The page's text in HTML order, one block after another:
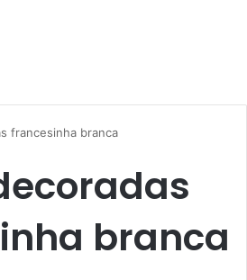
francesinha branca
branca